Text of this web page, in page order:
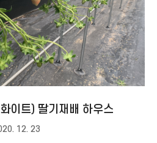
이트) 딸기재배 하우스
12. 23